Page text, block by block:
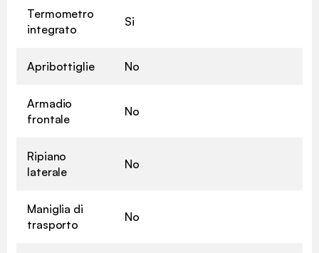
Termometro
integrato
Si
Apribottiglie No
Armadio
frontale
No
Ripiano
laterale
No
Maniglia di
trasporto
No